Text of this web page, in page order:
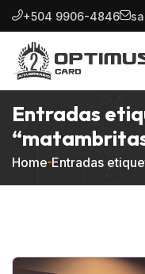
+504 9906-4846
Entradas
Home Entradas